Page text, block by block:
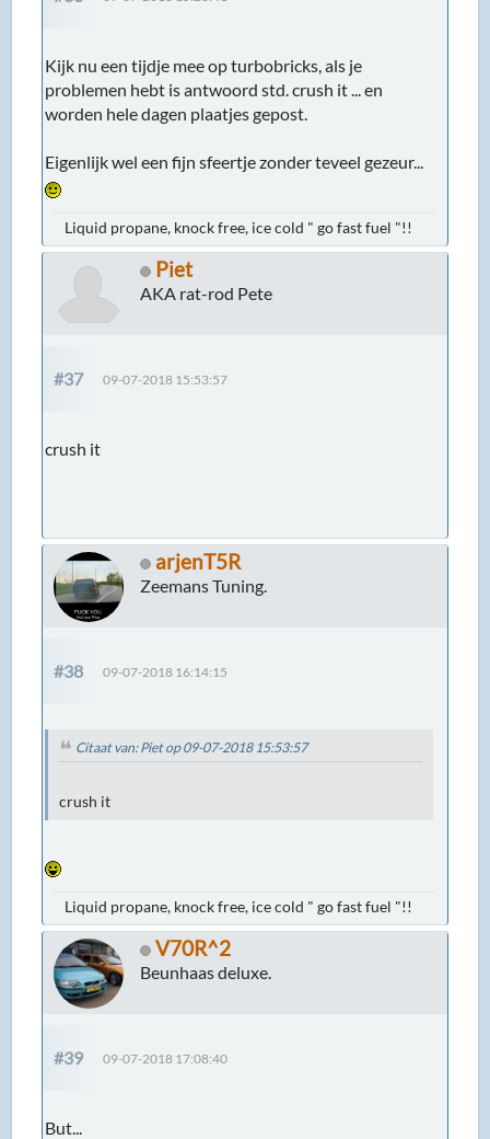
Kijk nu een tijdje mee op turbobricks, als je
problemen hebt is antwoord std. crush it ... en
worden hele dagen plaatjes gepost.
Eigenlijk wel een fijn sfeertje zonder teveel gezeur...
Liquid propane, knock free, ice cold " go fast fuel "!!
Piet
AKA rat-rod Pete
#37 09-07-2018 15:53:57
crush it
arjenT5R
Zeemans Tuning.
#38 09-07-2018 16:14:15
Citaat van: Piet op 09-07-2018 15:53:57
crush it
Liquid propane, knock free, ice cold " go fast fuel "!!
V70R^2
Beunhaas deluxe.
#39 09-07-2018 17:08:40
But...